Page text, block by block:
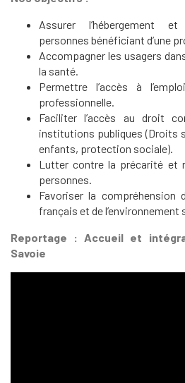
Assurer l’hébergement et
personnes bénéficiant d’une
Accompagner les usagers
la santé.
Permettre l’accès à
professionnelle.
Faciliter l’accès au droit
institutions publiques (Droits
enfants, protection sociale).
Lutter contre la précarité et
personnes.
Favoriser la compréhension
français et de
Reportage : Accueil et
Savoie